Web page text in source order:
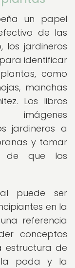
un papel
de las
los jardineros
identificar
como
manchas
Los libros
imágenes
jardineros a
y tomar
de que los
puede ser
en la
referencia
conceptos
estructura de
la poda y la